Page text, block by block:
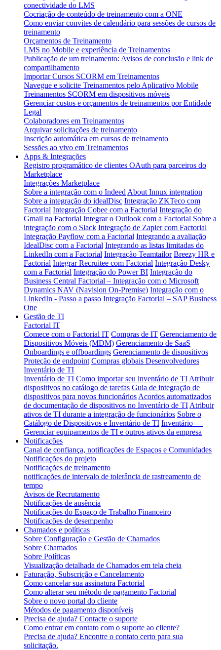
conectividade do LMS
Cocriação de conteúdo de treinamento com a ONE
Como enviar convites de calendário para sessões de cursos de
treinamento
Orçamentos de Treinamento
LMS no Mobile e experiência de Treinamentos
Publicação de um treinamento: Avisos de conclusão e link de
compartilhamento
Importar Cursos SCORM em Treinamentos
Navegue e solicite Treinamentos pelo Aplicativo Mobile
Treinamentos SCORM em dispositivos móveis
Gerenciar custos e orçamentos de treinamentos por Entidade
Legal
Colaboradores em Treinamentos
Arquivar solicitações de treinamento
Inscrição automática em cursos de treinamento
Sessões ao vivo em Treinamentos
Apps & Integrações
Registro programático de clientes OAuth para parceiros do
Marketplace
Integrações Marketplace
Sobre a integração com o Indeed About Innux integration
Sobre a integração do idealDisc Integração ZKTeco com
Factorial Integração Cobee com a Factorial Integração do
Gmail na Factorial Integrar o Outlook com a Factorial Sobre a
integração com o Slack Integração de Zapier com Factorial
Integração Payflow com a Factorial Integrando a avaliação
IdealDisc com a Factorial Integrando as listas limitadas do
LinkedIn com a Factorial Integração Teamtailor Breezy HR e
Factorial Integrar Recruitee com Factorial Integração Desky
com a Factorial Integração do Power BI Integração do
Business Central Factorial – Integração com o Microsoft
Dynamics NAV (Navision On-Premise) Integração com o
LinkedIn - Passo a passo Integração Factorial – SAP Business
One
Gestão de TI
Factorial IT
Comece com o Factorial IT Compras de IT Gerenciamento de
Dispositivos Móveis (MDM) Gerenciamento de SaaS
Onboardings e offboardings Gerenciamento de dispositivos
Proteção de endpoint Compras globais Desenvolvedores
Inventário de TI
Inventário de TI Como importar seu inventário de TI Atribuir
dispositivos no catálogo de tarefas Guia de integração de
dispositivos para novos funcionários Acordos automatizados
de documentação de dispositivos no Inventário de TI Atribuir
ativos de TI durante a integração de funcionários Sobre o
Catálogo de Dispositivos e Inventário de TI Inventário —
Gerenciar equipamentos de TI e outros ativos da empresa
Notificações
Canal de confiança, notificações de Espaços e Comunidades
Notificações do projeto
Notificações de treinamento
notificações de intervalo de tolerância de rastreamento de
tempo
Avisos de Recrutamento
Notificações de ausência
Notificações do Espaço de Trabalho Financeiro
Notificações de desempenho
Chamados e políticas
Sobre Configuração e Gestão de Chamados
Sobre Chamados
Sobre Políticas
Visualização detalhada de Chamados em tela cheia
Faturação, Subscrição e Cancelamento
Como cancelar sua assinatura Factorial
Como alterar seu método de pagamento Factorial
Sobre o novo portal do cliente
Métodos de pagamento disponíveis
Precisa de ajuda? Contacte o suporte
Como entrar em contato com o suporte ao cliente?
Precisa de ajuda? Encontre o contato certo para sua
solicitação.